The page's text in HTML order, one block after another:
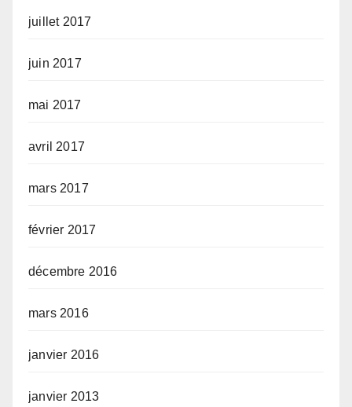
juillet 2017
juin 2017
mai 2017
avril 2017
mars 2017
février 2017
décembre 2016
mars 2016
janvier 2016
janvier 2013